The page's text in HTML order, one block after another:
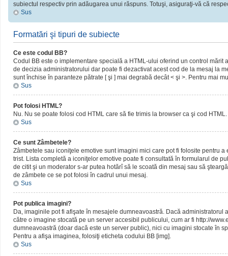
subiectul respectiv prin adăugarea unui răspuns. Totuşi, asiguraţi-vă că
Sus
Formatări şi tipuri de subiecte
Ce este codul BB?
Codul BB este o implementare specială a HTML-ului oferind un control
de decizia administratorului dar poate fi dezactivat acest cod de la mesaj la
sunt închise în paranteze pătrate [ şi ] mai degrabă decât < şi >. Pentru mai
Sus
Pot folosi HTML?
Nu. Nu se poate folosi cod HTML care să fie trimis la browser ca şi cod
Sus
Ce sunt Zâmbetele?
Zâmbetele sau iconiţele emotive sunt imagini mici care pot fi folosite pentru
trist. Lista completă a iconiţelor emotive poate fi consultată în formularul de
de citit şi un moderator s-ar putea hotărî să le scoată din mesaj sau să
de zâmbete ce se pot folosi în cadrul unui mesaj.
Sus
Pot publica imagini?
Da, imaginile pot fi afişate în mesajele dumneavoastră. Dacă
către o imagine stocată pe un server accesibil publicului, cum ar fi http://
dumneavoastră (doar dacă este un server public), nici cu imagini stocate în
Pentru a afişa imaginea, folosiţi eticheta codului BB [img].
Sus